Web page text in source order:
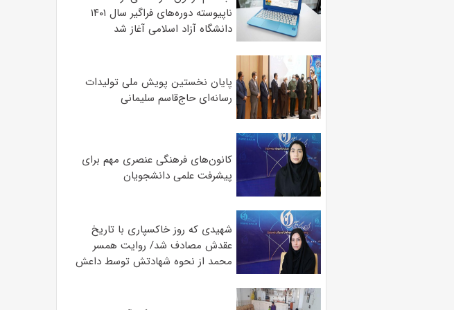
ناپیوسته دوره‌های فراگیر سال ۱۴۰۱
دانشگاه آزاد اسلامی آغاز شد
پایان نخستین پویش ملی تولیدات
رسانه‌ای حاج‌قاسم سلیمانی
کانون‌های فرهنگی عنصری مهم برای
پیشرفت علمی دانشجویان
شهیدی که روز خاکسپاری با تاریخ
عقدش مصادف شد/ روایت همسر
محمد از نحوه شهادتش توسط داعش